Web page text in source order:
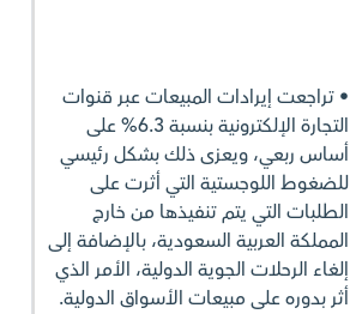
• تراجعت إيرادات المبيعات عبر قنوات
التجارة الإلكترونية بنسبة 6.3% على
أساس ربعي، ويعزى ذلك بشكل رئيسي
للضغوط اللوجستية التي أثرت على
الطلبات التي يتم تنفيذها من خارج
المملكة العربية السعودية، بالإضافة إلى
إلغاء الرحلات الجوية الدولية، الأمر الذي
أثر بدوره على مبيعات الأسواق الدولية.